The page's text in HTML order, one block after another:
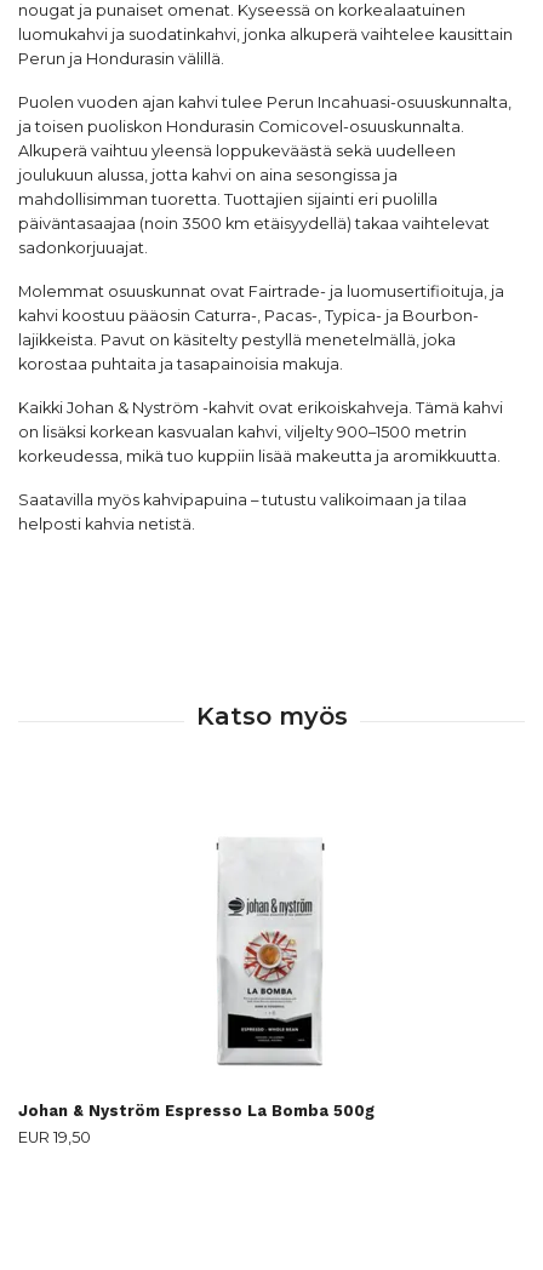
nougat ja punaiset omenat. Kyseessä on korkealaatuinen
luomukahvi ja suodatinkahvi, jonka alkuperä vaihtelee kausittain
Perun ja Hondurasin välillä.
Puolen vuoden ajan kahvi tulee Perun Incahuasi-osuuskunnalta,
ja toisen puoliskon Hondurasin Comicovel-osuuskunnalta.
Alkuperä vaihtuu yleensä loppukeväästä sekä uudelleen
joulukuun alussa, jotta kahvi on aina sesongissa ja
mahdollisimman tuoretta. Tuottajien sijainti eri puolilla
päiväntasaajaa (noin 3500 km etäisyydellä) takaa vaihtelevat
sadonkorjuuajat.
Molemmat osuuskunnat ovat Fairtrade- ja luomusertifioituja, ja
kahvi koostuu pääosin Caturra-, Pacas-, Typica- ja Bourbon-
lajikkeista. Pavut on käsitelty pestyllä menetelmällä, joka
korostaa puhtaita ja tasapainoisia makuja.
Kaikki Johan & Nyström -kahvit ovat erikoiskahveja. Tämä kahvi
on lisäksi korkean kasvualan kahvi, viljelty 900–1500 metrin
korkeudessa, mikä tuo kuppiin lisää makeutta ja aromikkuutta.
Saatavilla myös kahvipapuina – tutustu valikoimaan ja tilaa
helposti kahvia netistä.
Johan & Nyström Espresso La Bomba 500g
EUR 19,50